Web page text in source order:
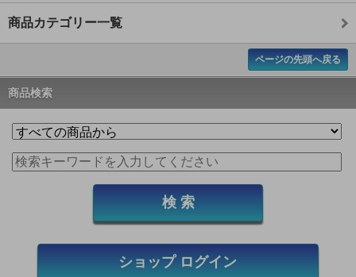
商品カテゴリー一覧
ページの先頭へ戻る
商品検索
ショップ ログイン